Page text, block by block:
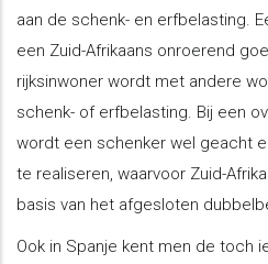
aan de schenk- en erfbelasting.
een Zuid-Afrikaans onroerend
rijksinwoner wordt met andere
schenk- of erfbelasting. Bij een
wordt een schenker wel geacht
te realiseren, waarvoor Zuid-
basis van het afgesloten
Ook in Spanje kent men de toch